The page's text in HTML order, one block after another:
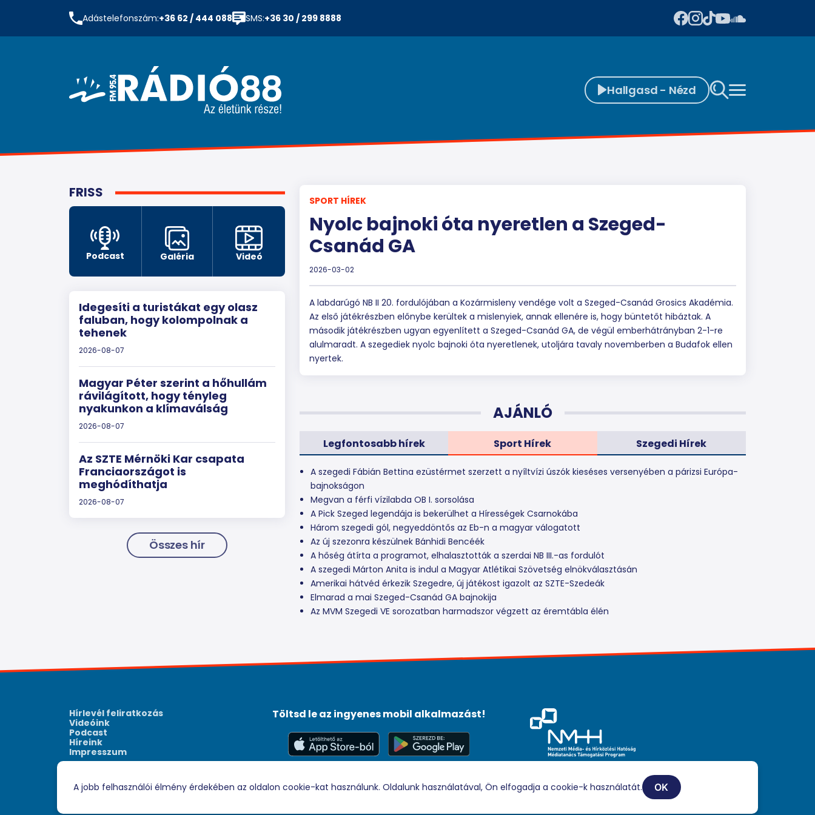
Adástelefonszám:+36 62 / 444 088 SMS:+36 30 / 299 8888
Hallgasd - Nézd
FRISS
Podcast Galéria Videó
Idegesíti a turistákat egy olasz
faluban, hogy kolompolnak a
tehenek
2026-08-07
Magyar Péter szerint a hőhullám
rávilágított, hogy tényleg
nyakunkon a klímaválság
2026-08-07
Az SZTE Mérnöki Kar csapata
Franciaországot is
meghódíthatja
2026-08-07
Összes hír
SPORT HÍREK
Nyolc bajnoki óta nyeretlen a Szeged-
Csanád GA
2026-03-02
A labdarúgó NB II 20. fordulójában a Kozármisleny vendége volt a Szeged-Csanád Grosics Akadémia.
Az első játékrészben előnybe kerültek a mislenyiek, annak ellenére is, hogy büntetőt hibáztak. A
második játékrészben ugyan egyenlített a Szeged-Csanád GA, de végül emberhátrányban 2-1-re
alulmaradt. A szegediek nyolc bajnoki óta nyeretlenek, utoljára tavaly novemberben a Budafok ellen
nyertek.
AJÁNLÓ
Legfontosabb hírek Sport Hírek Szegedi Hírek
A szegedi Fábián Bettina ezüstérmet szerzett a nyíltvízi úszók kieséses versenyében a párizsi Európa-
bajnokságon
Megvan a férfi vízilabda OB I. sorsolása
A Pick Szeged legendája is bekerülhet a Hírességek Csarnokába
Három szegedi gól, negyeddöntős az Eb-n a magyar válogatott
Az új szezonra készülnek Bánhidi Bencéék
A hőség átírta a programot, elhalasztották a szerdai NB III.-as fordulót
A szegedi Márton Anita is indul a Magyar Atlétikai Szövetség elnökválasztásán
Amerikai hátvéd érkezik Szegedre, új játékost igazolt az SZTE-Szedeák
Elmarad a mai Szeged-Csanád GA bajnokija
Az MVM Szegedi VE sorozatban harmadszor végzett az éremtábla élén
Hírlevél feliratkozás
Videóink
Podcast
Híreink
Impresszum
Töltsd le az ingyenes mobil alkalmazást!
Támogatási Program keretében támogatja.
A jobb felhasználói élmény érdekében az oldalon cookie-kat használunk. Oldalunk használatával, Ön elfogadja a cookie-k használatát. OK